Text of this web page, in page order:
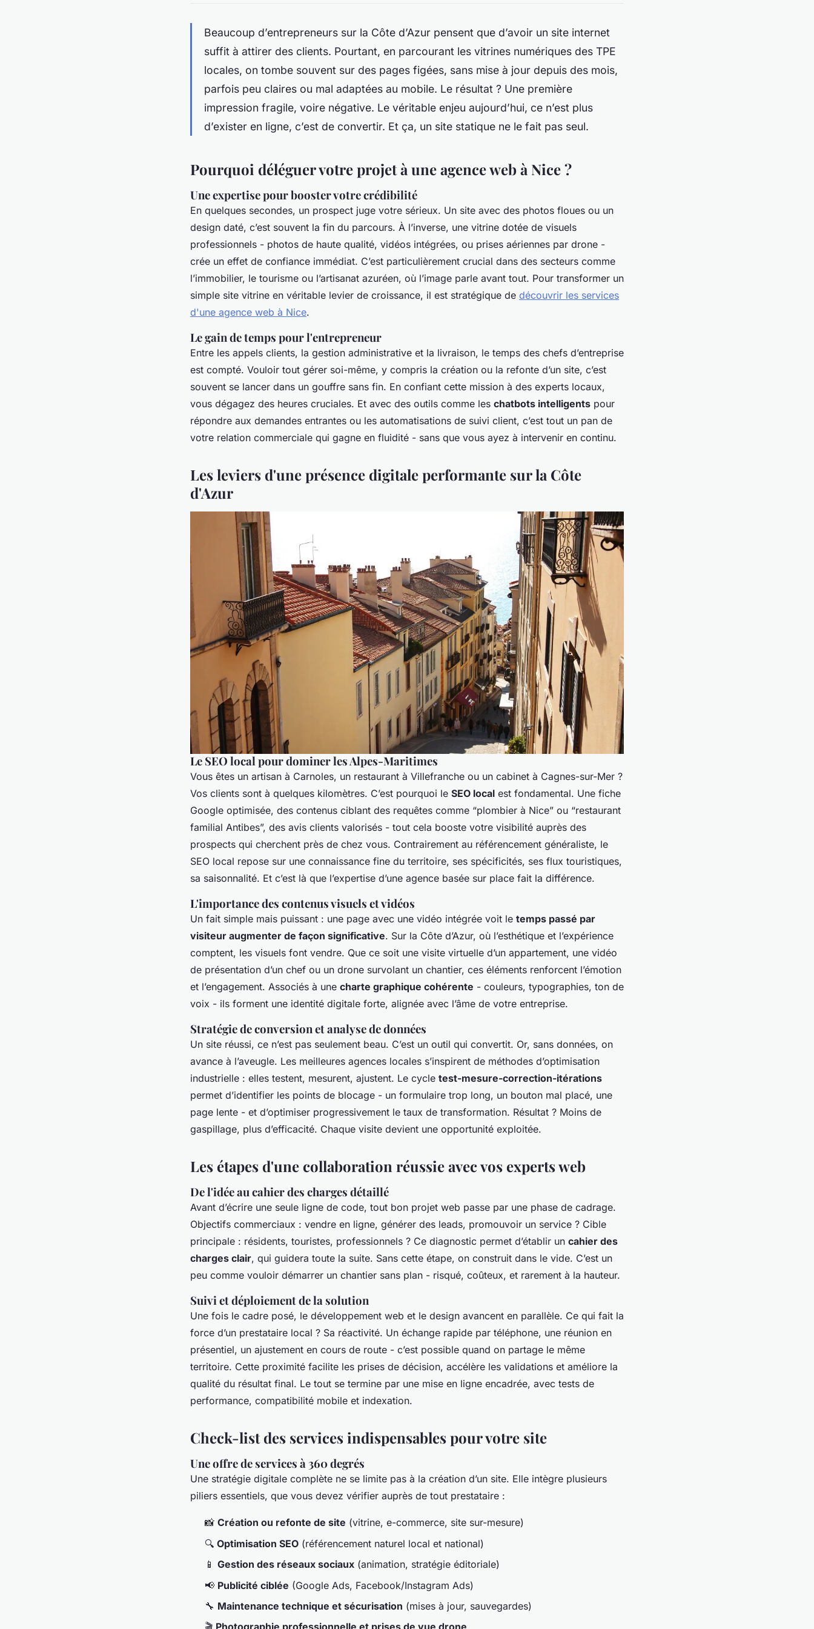
Beaucoup d’entrepreneurs sur la Côte d’Azur pensent que d’avoir un site internet
suffit à attirer des clients. Pourtant, en parcourant les vitrines numériques des TPE
locales, on tombe souvent sur des pages figées, sans mise à jour depuis des mois,
parfois peu claires ou mal adaptées au mobile. Le résultat ? Une première
impression fragile, voire négative. Le véritable enjeu aujourd’hui, ce n’est plus
d’exister en ligne, c’est de convertir. Et ça, un site statique ne le fait pas seul.
Pourquoi déléguer votre projet à une agence web à Nice ?
Une expertise pour booster votre crédibilité
En quelques secondes, un prospect juge votre sérieux. Un site avec des photos floues ou un
design daté, c’est souvent la fin du parcours. À l’inverse, une vitrine dotée de visuels
professionnels - photos de haute qualité, vidéos intégrées, ou prises aériennes par drone -
crée un effet de confiance immédiat. C’est particulièrement crucial dans des secteurs comme
l’immobilier, le tourisme ou l’artisanat azuréen, où l’image parle avant tout. Pour transformer un
simple site vitrine en véritable levier de croissance, il est stratégique de découvrir les services
d'une agence web à Nice.
Le gain de temps pour l'entrepreneur
Entre les appels clients, la gestion administrative et la livraison, le temps des chefs d’entreprise
est compté. Vouloir tout gérer soi-même, y compris la création ou la refonte d’un site, c’est
souvent se lancer dans un gouffre sans fin. En confiant cette mission à des experts locaux,
vous dégagez des heures cruciales. Et avec des outils comme les chatbots intelligents pour
répondre aux demandes entrantes ou les automatisations de suivi client, c’est tout un pan de
votre relation commerciale qui gagne en fluidité - sans que vous ayez à intervenir en continu.
Les leviers d'une présence digitale performante sur la Côte
d'Azur
Le SEO local pour dominer les Alpes-Maritimes
Vous êtes un artisan à Carnoles, un restaurant à Villefranche ou un cabinet à Cagnes-sur-Mer ?
Vos clients sont à quelques kilomètres. C’est pourquoi le SEO local est fondamental. Une fiche
Google optimisée, des contenus ciblant des requêtes comme “plombier à Nice” ou “restaurant
familial Antibes”, des avis clients valorisés - tout cela booste votre visibilité auprès des
prospects qui cherchent près de chez vous. Contrairement au référencement généraliste, le
SEO local repose sur une connaissance fine du territoire, ses spécificités, ses flux touristiques,
sa saisonnalité. Et c’est là que l’expertise d’une agence basée sur place fait la différence.
L'importance des contenus visuels et vidéos
Un fait simple mais puissant : une page avec une vidéo intégrée voit le temps passé par
visiteur augmenter de façon significative. Sur la Côte d’Azur, où l’esthétique et l’expérience
comptent, les visuels font vendre. Que ce soit une visite virtuelle d’un appartement, une vidéo
de présentation d’un chef ou un drone survolant un chantier, ces éléments renforcent l’émotion
et l’engagement. Associés à une charte graphique cohérente - couleurs, typographies, ton de
voix - ils forment une identité digitale forte, alignée avec l’âme de votre entreprise.
Stratégie de conversion et analyse de données
Un site réussi, ce n’est pas seulement beau. C’est un outil qui convertit. Or, sans données, on
avance à l’aveugle. Les meilleures agences locales s’inspirent de méthodes d’optimisation
industrielle : elles testent, mesurent, ajustent. Le cycle test-mesure-correction-itérations
permet d’identifier les points de blocage - un formulaire trop long, un bouton mal placé, une
page lente - et d’optimiser progressivement le taux de transformation. Résultat ? Moins de
gaspillage, plus d’efficacité. Chaque visite devient une opportunité exploitée.
Les étapes d'une collaboration réussie avec vos experts web
De l'idée au cahier des charges détaillé
Avant d’écrire une seule ligne de code, tout bon projet web passe par une phase de cadrage.
Objectifs commerciaux : vendre en ligne, générer des leads, promouvoir un service ? Cible
principale : résidents, touristes, professionnels ? Ce diagnostic permet d’établir un cahier des
charges clair, qui guidera toute la suite. Sans cette étape, on construit dans le vide. C’est un
peu comme vouloir démarrer un chantier sans plan - risqué, coûteux, et rarement à la hauteur.
Suivi et déploiement de la solution
Une fois le cadre posé, le développement web et le design avancent en parallèle. Ce qui fait la
force d’un prestataire local ? Sa réactivité. Un échange rapide par téléphone, une réunion en
présentiel, un ajustement en cours de route - c’est possible quand on partage le même
territoire. Cette proximité facilite les prises de décision, accélère les validations et améliore la
qualité du résultat final. Le tout se termine par une mise en ligne encadrée, avec tests de
performance, compatibilité mobile et indexation.
Check-list des services indispensables pour votre site
Une offre de services à 360 degrés
Une stratégie digitale complète ne se limite pas à la création d’un site. Elle intègre plusieurs
piliers essentiels, que vous devez vérifier auprès de tout prestataire :
📸 Création ou refonte de site (vitrine, e-commerce, site sur-mesure)
🔍 Optimisation SEO (référencement naturel local et national)
📱 Gestion des réseaux sociaux (animation, stratégie éditoriale)
📢 Publicité ciblée (Google Ads, Facebook/Instagram Ads)
🔧 Maintenance technique et sécurisation (mises à jour, sauvegardes)